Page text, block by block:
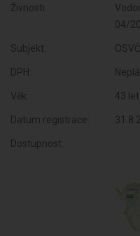
Živnosti:
04/
Subjekt: OSVČ
DPH:
Věk: 43 let
Datum registrace:
Dostupnost: